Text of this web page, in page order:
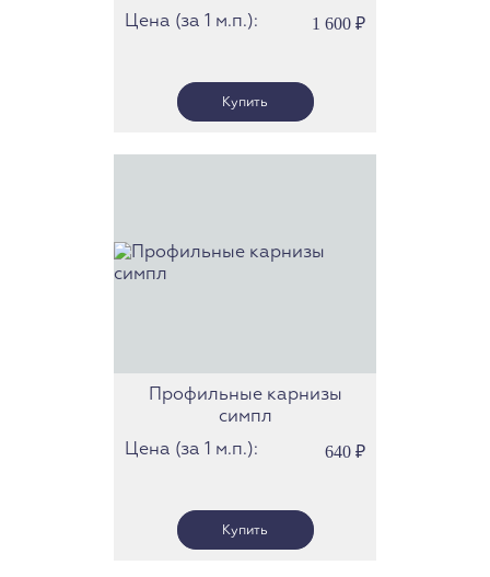
цвета
Цена (за 1 м.п.): 1 600 ₽
Профильные карнизы
симпл
Цена (за 1 м.п.):
640 ₽